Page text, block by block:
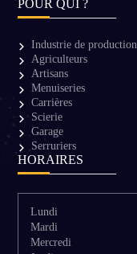
POUR QUI ?
Industrie de production
Agriculteurs
Artisans
Menuiseries
Carrières
Scierie
Garage
Serruriers
HORAIRES
Lundi
Mardi
Mercredi